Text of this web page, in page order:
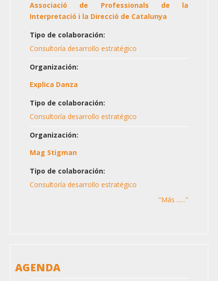
Associació de Professionals de la
Interpretació i la Direcció de Catalunya
Tipo de colaboración:
Consultoría desarrollo estratégico
Organización:
Explica Danza
Tipo de colaboración:
Consultoría desarrollo estratégico
Organización:
Mag Stigman
Tipo de colaboración:
Consultoría desarrollo estratégico
"Más ......"
AGENDA